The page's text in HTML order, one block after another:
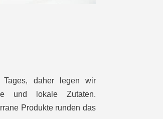
daher legen wir
und lokale Zutaten.
Produkte runden das